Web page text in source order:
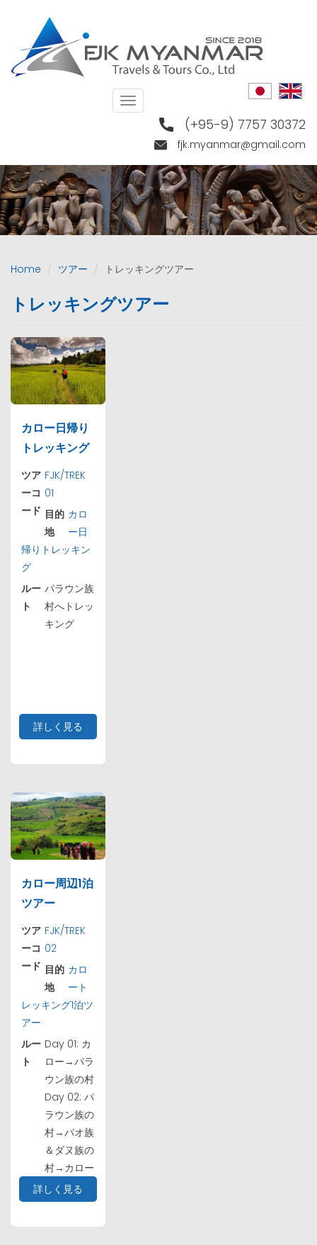
content
(+95-9) 7757 30372
fjk.myanmar@gmail.com
Toggle
navigation
Home ツアー トレッキングツアー
トレッキングツアー
カロー日帰り
トレッキング
ツア
ーコ
ード
FJK/TREK
01
目的
地
カロ
ー日
帰りトレッキン
グ
ルー
ト
パラウン族
村へトレッ
キング
詳しく見る
カロー周辺1泊
ツアー
ツア
ーコ
ード
FJK/TREK
02
目的
地
カロ
ート
レッキング1泊ツ
アー
ルー
ト
Day 01: カ
ロー→パラ
ウン族の村
Day 02: パ
ラウン族の
村→パオ族
＆ダヌ族の
村→カロー
詳しく見る